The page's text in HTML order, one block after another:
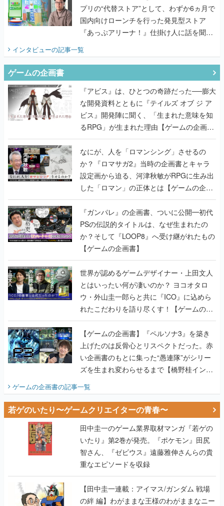
プリの“代替ストア”として、わずか6ヵ月で
国内向けローンチを行った発見型ストア
『あっぷアリーナ！』仕掛け人に話を聞い
インタビューの記事一覧
ゲームの企画書
『アビス』は、ひとつの奇跡だった──膨大
な開発資料とともに『テイルズ オブ ジ ア
ビス』開発陣に聞く、「生まれた意味を知
るRPG」が生まれた理由【ゲームの企画
書】
なにが、人を「ロマンシング」させるの
か？『ロマサガ2』当時の企画書とキャラ
設定画から迫る、河津秋敏がRPGに生み出
した「ロマン」の正体とは【ゲームの企画
書】
『ガンパレ』の企画書、ついに公開━初代
PSの伝説的タイトルは、なぜ生まれたの
か？そして『LOOP8』へ受け継がれたもの
【ゲームの企画書】
世界が認めるゲームデザイナー・上田文人
とはいったい何が凄いのか？ ヨコオタロ
ウ・外山圭一郎らと共に『ICO』に込めら
れたこだわりを語り尽くす！【ゲームの企
画書】
【ゲームの企画書】『ペルソナ3』を築き
上げたのは反骨心とリスペクトだった。赤
い企画書のもとに集った“愚連隊”がシリー
ズを生まれ変わらせるまで【橋野桂インタ
ゲームの企画書の記事一覧
若ゲのいたり〜ゲームクリエイターの青春〜
田中圭一のゲーム業界取材マンガ『若ゲの
いたり』第2巻が発売。『ポケモン』田尻
智さん、『ゼビウス』遠藤雅伸さんらの貴
重なエピソードを収録
【田中圭一連載：アイマス/ガンダム 戦場
の絆 編】わがままな王様のわがままなニー